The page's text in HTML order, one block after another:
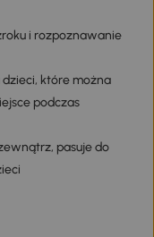
i rozpoznawanie
które można
podczas
pasuje do